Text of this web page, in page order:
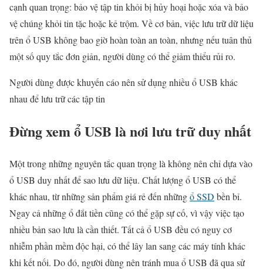
cạnh quan trọng: bảo vệ tập tin khỏi bị hủy hoại hoặc xóa và bảo
vệ chúng khỏi tin tặc hoặc kẻ trộm. Về cơ bản, việc lưu trữ dữ liệu
trên ổ USB không bao giờ hoàn toàn an toàn, nhưng nếu tuân thủ
một số quy tắc đơn giản, người dùng có thể giảm thiểu rủi ro.
Người dùng được khuyến cáo nên sử dụng nhiều ổ USB khác
nhau để lưu trữ các tập tin
Đừng xem ổ USB là nơi lưu trữ duy nhất
Một trong những nguyên tắc quan trọng là không nên chỉ dựa vào
ổ USB duy nhất để sao lưu dữ liệu. Chất lượng ổ USB có thể
khác nhau, từ những sản phẩm giá rẻ đến nhữngổ SSD bền bỉ.
Ngay cả những ổ đắt tiền cũng có thể gặp sự cố, vì vậy việc tạo
nhiều bản sao lưu là cần thiết. Tất cả ổ USB đều có nguy cơ
nhiễm phần mềm độc hại, có thể lây lan sang các máy tính khác
khi kết nối. Do đó, người dùng nên tránh mua ổ USB đã qua sử